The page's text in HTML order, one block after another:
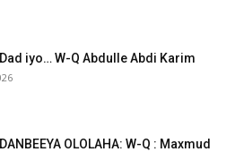
iyo… W-Q Abdulle Abdi Karim
OLOLAHA: W-Q : Maxmud